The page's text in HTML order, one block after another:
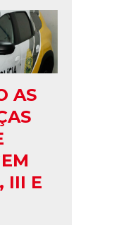
AS
III E